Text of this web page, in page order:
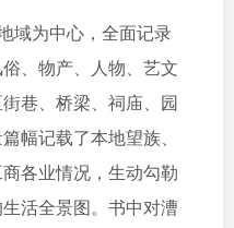
域为中心，全面记录
、物产、人物、艺文
巷、桥梁、祠庙、园
幅记载了本地望族、
各业情况，生动勾勒
活全景图。书中对漕